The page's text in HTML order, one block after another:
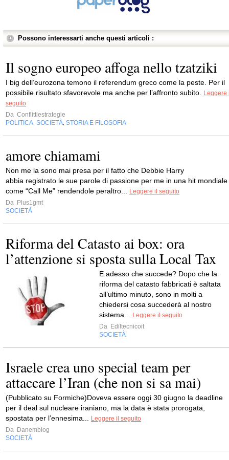
Possono interessarti anche questi articoli :
Il sogno europeo affoga nello tzatziki
I big dell’eurozona temono il referendum greco come la peste. Per il
possibile risultato sfavorevole ma anche per l’affronto subito.
Leggere
seguito
Da Conflittiestrategie
POLITICA SOCIETÀ STORIA E FILOSOFIA
amore chiamami
Non me la sono mai presa per il fatto che Debbie Harry
abbia registrato le sue parole di passione per me in una hit mondiale
come “Call Me” rendendole peraltro...
Leggere il seguito
Da Plus1gmt
SOCIETÀ
Riforma del Catasto ai box: ora
l’attenzione si sposta sulla Local Tax
E adesso che succede? Dopo che la
riforma del catasto fabbricati è saltata
all’ultimo minuto, sono in molti a
chiedersi cosa succederà al nostro
sistema...
Leggere il seguito
Da Ediltecnicoit
SOCIETÀ
Israele crea uno special team per
attaccare l’Iran (che non si sa mai)
(Pubblicato su Formiche)Doveva essere oggi 30 giugno la deadline
per il deal sul nucleare iraniano, ma la data è stata prorogata,
spostata per l’ennesima...
Leggere il seguito
Da Danemblog
SOCIETÀ